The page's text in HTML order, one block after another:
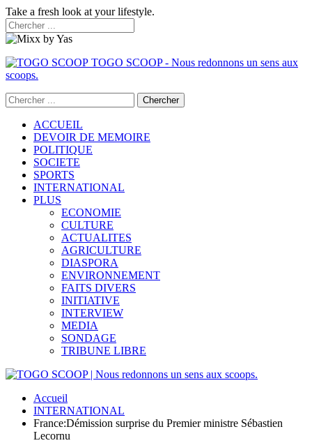
Take a fresh look at your lifestyle.
TOGO SCOOP - Nous redonnons un sens aux
scoops.
ACCUEIL
DEVOIR DE MEMOIRE
POLITIQUE
SOCIETE
SPORTS
INTERNATIONAL
PLUS
ECONOMIE
CULTURE
ACTUALITES
AGRICULTURE
DIASPORA
ENVIRONNEMENT
FAITS DIVERS
INITIATIVE
INTERVIEW
MEDIA
SONDAGE
TRIBUNE LIBRE
Accueil
INTERNATIONAL
France:Démission surprise du Premier ministre Sébastien
Lecornu